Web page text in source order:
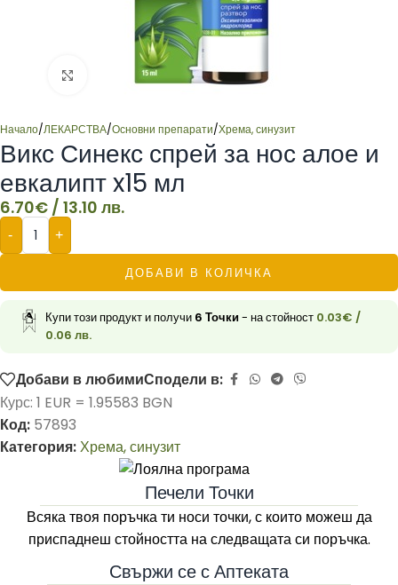
Click to enlarge
Начало/ЛЕКАРСТВА/Основни препарати/Хрема, синузит
Викс Синекс спрей за нос алое и
евкалипт x15 мл
6.70€ / 13.10 лв.
- +
ДОБАВИ В КОЛИЧКА
Купи този продукт и получи 6 Точки- на стойност 0.03€ /
0.06 лв.
Добави в любимиСподели в:
Курс: 1 EUR = 1.95583 BGN
Код: 57893
Категория:Хрема, синузит
Печели Точки
Всяка твоя поръчка ти носи точки, с които можеш да
приспаднеш стойността на следващата си поръчка.
Свържи се с Аптеката